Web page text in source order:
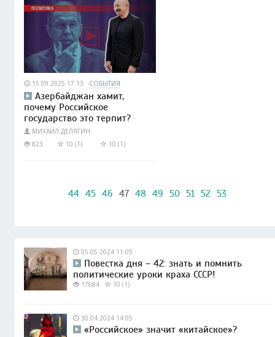
15.09.2025 17:13 СОБЫТИЯ
Азербайджан хамит,
почему Российское
государство это терпит?
МИХАИЛ ДЕЛЯГИН
823
10 (1) 10 (1)
44 45 46 47 48 49 50 51 52 53
05.05.2024 11:05
Повестка дня – 42: знать и помнить
политические уроки краха СССР!
17684 10 (1)
30.04.2024 14:05
«Российское» значит «китайское»?